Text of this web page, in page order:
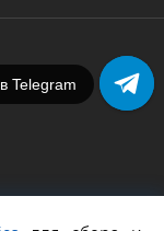
Telegram